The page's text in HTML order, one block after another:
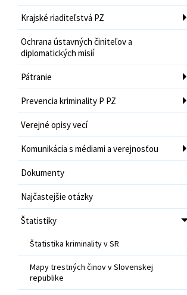
Krajské riaditeľstvá PZ
Ochrana ústavných činiteľov a
diplomatických misií
Pátranie
Prevencia kriminality P PZ
Verejné opisy vecí
Komunikácia s médiami a verejnosťou
Dokumenty
Najčastejšie otázky
Štatistiky
Štatistika kriminality v SR
Mapy trestných činov v Slovenskej
republike